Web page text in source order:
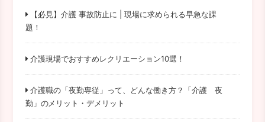
【必見】介護 事故防止に | 現場に求められる早急な課
題！
介護現場でおすすめレクリエーション10選！
介護職の「夜勤専従」って、どんな働き方？「介護 夜
勤」のメリット・デメリット